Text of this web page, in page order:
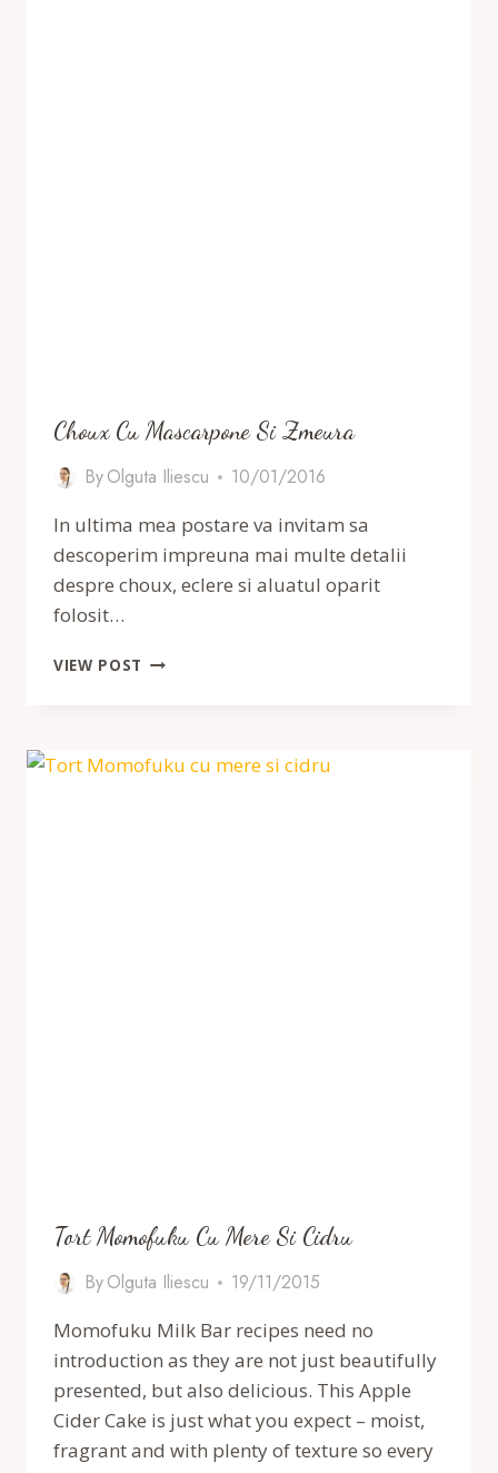
Choux Cu Mascarpone Si Zmeura
ByOlguta Iliescu
10/01/2016
In ultima mea postare va invitam sa
descoperim impreuna mai multe detalii
despre choux, eclere si aluatul oparit
folosit…
VIEW POST CHOUX
Tort Momofuku Cu Mere Si Cidru
ByOlguta Iliescu
19/11/2015
Momofuku Milk Bar recipes need no
introduction as they are not just beautifully
presented, but also delicious. This Apple
Cider Cake is just what you expect – moist,
fragrant and with plenty of texture so every